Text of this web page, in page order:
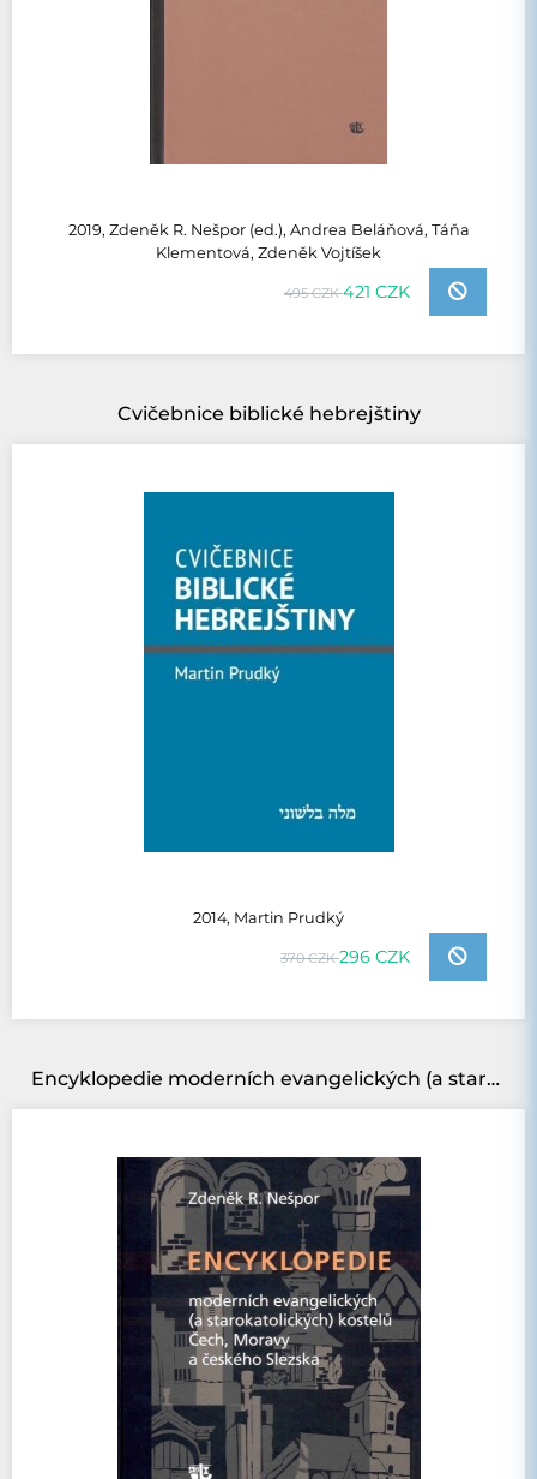
2019, Zdeněk R. Nešpor (ed.), Andrea Beláňová, Táňa
Klementová, Zdeněk Vojtíšek
495 CZK421 CZK
Cvičebnice biblické hebrejštiny
2014, Martin Prudký
370 CZK296 CZK
Encyklopedie moderních evangelických (a starokatolických) kostelů Čech, Moravy a českého Slezska